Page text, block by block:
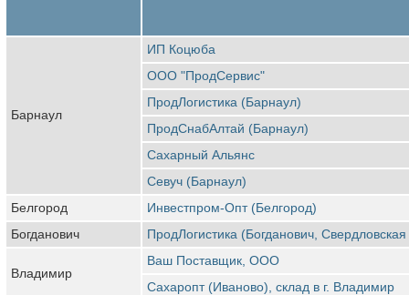
Барнаул
ИП Коцюба
ООО "ПродСервис"
ПродЛогистика (Барнаул)
ПродСнабАлтай (Барнаул)
Сахарный Альянс
Севуч (Барнаул)
Белгород
Инвестпром-Опт (Белгород)
Богданович
ПродЛогистика (Богданович, Свердловская
Владимир
Ваш Поставщик, ООО
Сахаропт (Иваново), склад в г. Владимир